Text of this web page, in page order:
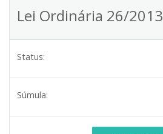
Lei Ordinária 26/2013
Status:
Súmula: